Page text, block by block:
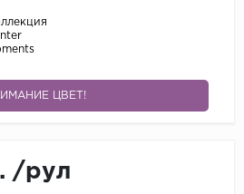
ЦВЕТ!
/рул